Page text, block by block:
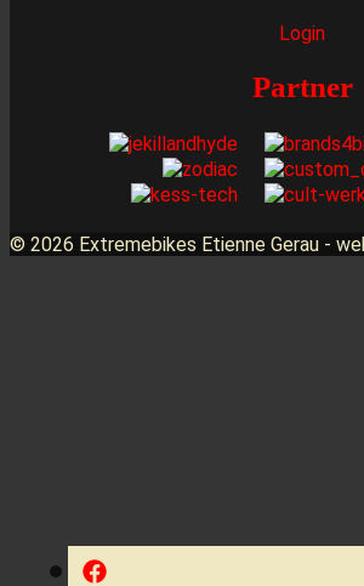
Login
Partner
© 2026 Extremebikes Etienne Gerau -